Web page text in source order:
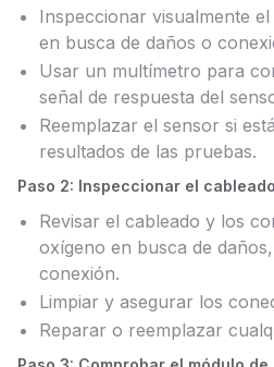
Inspeccionar visualmente
en busca de daños o
Usar un multímetro para
señal de respuesta del
Reemplazar el sensor si
resultados de las pruebas.
Paso 2: Inspeccionar el
Revisar el cableado y los
oxígeno en busca de
conexión.
Limpiar y asegurar los
Reparar o reemplazar